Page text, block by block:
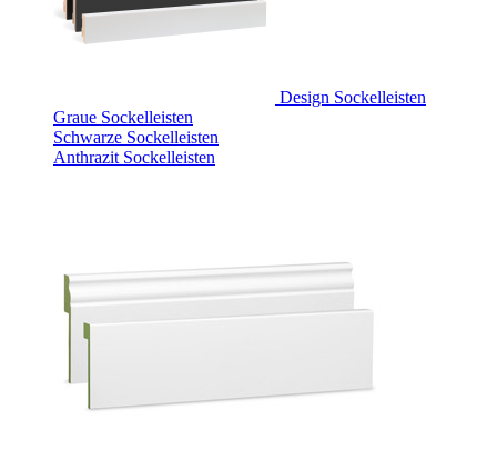
Design Sockelleisten
Graue Sockelleisten
Schwarze Sockelleisten
Anthrazit Sockelleisten